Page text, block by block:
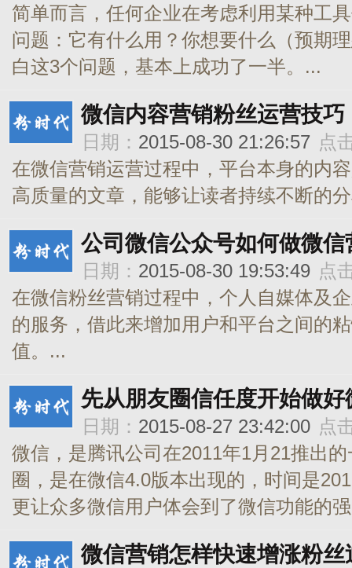
简单而言，任何企业在考虑利用某种工
问题：它有什么用？你想要什么（预期
白这3个问题，基本上成功了一半。...
微信内容营销粉丝运营技巧
日期： 2015-08-30 21:26:57 点
在微信营销运营过程中，平台本身的内
高质量的文章，能够让读者持续不断的
公司微信公众号如何做微信
日期： 2015-08-30 19:53:49 点
在微信粉丝营销过程中，个人自媒体及
的服务，借此来增加用户和平台之间的
值。...
先从朋友圈信任度开始做好
日期： 2015-08-27 23:42:00 点
微信，是腾讯公司在2011年1月21推出
圈，是在微信4.0版本出现的，时间是
更让众多微信用户体会到了微信功能的
微信营销怎样快速增涨粉丝